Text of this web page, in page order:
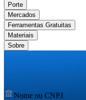
Porte
Mercados
Ferramentas Gratuitas
Materiais
Sobre
Nome ou CNPJ